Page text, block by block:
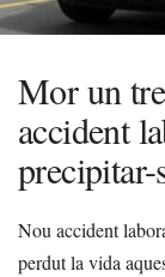
Mor un
accident
precipitar-
Nou accident
perdut la vida